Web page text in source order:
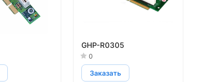
GHP-R0305
0
Заказать